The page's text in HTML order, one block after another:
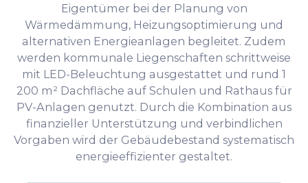
Eigentümer bei der Planung von
Wärmedämmung, Heizungsoptimierung und
alternativen Energieanlagen begleitet. Zudem
werden kommunale Liegenschaften schrittweise
mit LED-Beleuchtung ausgestattet und rund 1
200 m² Dachfläche auf Schulen und Rathaus für
PV-Anlagen genutzt. Durch die Kombination aus
finanzieller Unterstützung und verbindlichen
Vorgaben wird der Gebäudebestand systematisch
energieeffizienter gestaltet.